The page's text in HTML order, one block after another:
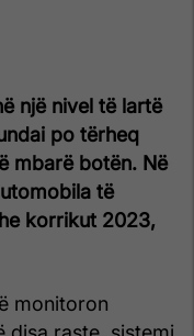
një nivel të lartë
po tërheq
mbarë botën. Në
të
korrikut 2023,
monitoron